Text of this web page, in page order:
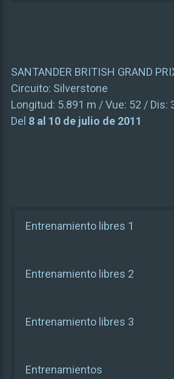
SANTANDER BRITISH GRAND
Circuito: Silverstone
Longitud: 5.891 m / Vue: 52 / Dis:
Del 8 al 10 de julio de 2011
Entrenamiento libres 1
Entrenamiento libres 2
Entrenamiento libres 3
Entrenamientos